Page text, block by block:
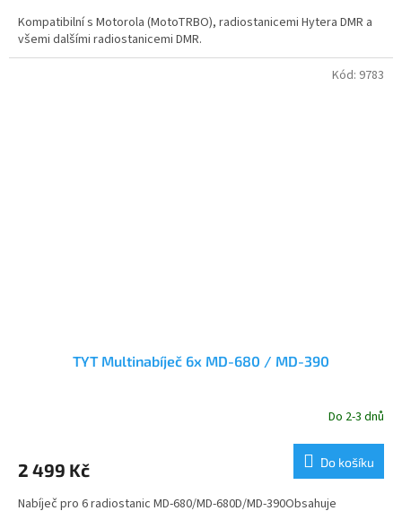
Kompatibilní s Motorola (MotoTRBO), radiostanicemi Hytera DMR a
všemi dalšími radiostanicemi DMR.
TYT Multinabíječ 6x MD-680 / MD-390
Do 2-3 dnů
2 499 Kč Do košíku
Nabíječ pro 6 radiostanic MD-680/MD-680D/MD-390Obsahuje
Kód: 9783